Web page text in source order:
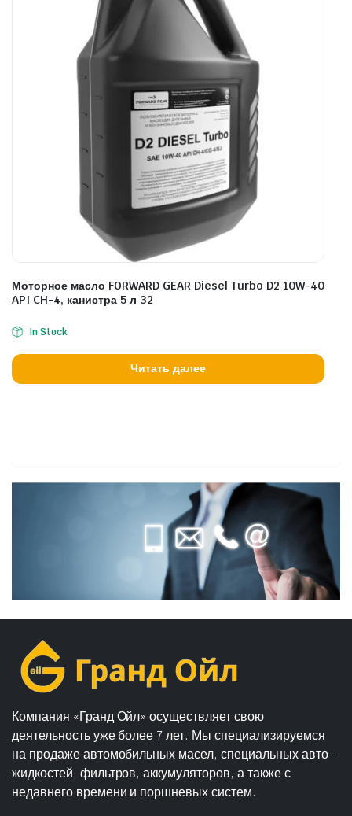
Моторное масло FORWARD GEAR Diesel Turbo D2 10W-40
API CH-4, канистра 5 л 32
In Stock
Читать далее
Компания «Гранд Ойл» осуществляет свою
деятельность уже более 7 лет. Мы специализируемся
на продаже автомобильных масел, специальных авто-
жидкостей, фильтров, аккумуляторов, а также с
недавнего времени и поршневых систем.